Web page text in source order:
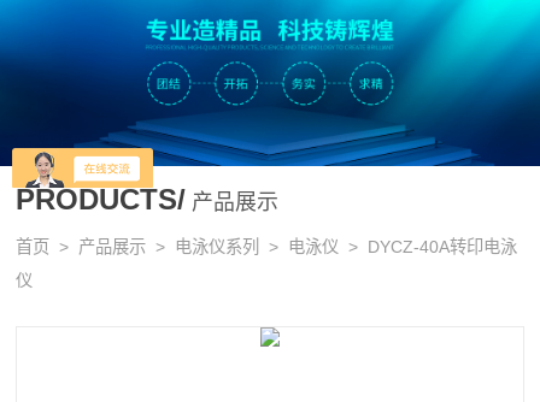
PRODUCTS/ 产品展示
首页 > 产品展示 > 电泳仪系列 > 电泳仪 > DYCZ-40A转印电泳
仪